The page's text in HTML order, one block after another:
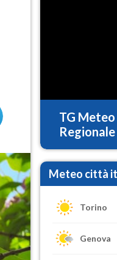
TG Meteo
Regionale
Meteo città
Torino
Genova